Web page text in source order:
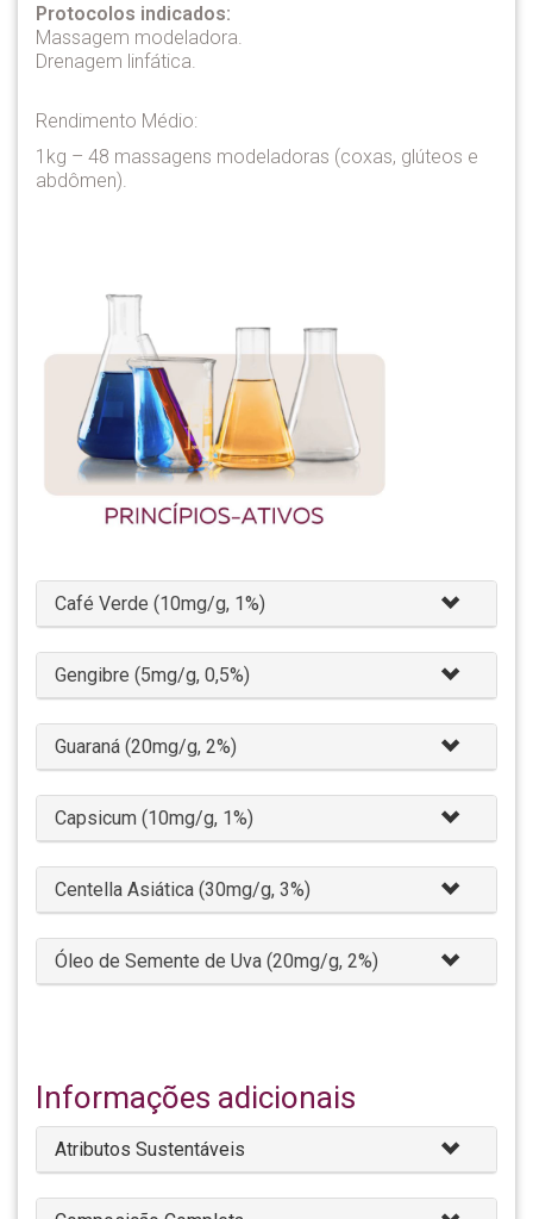
Protocolos indicados:
Massagem modeladora.
Drenagem linfática.
Rendimento Médio:
1kg – 48 massagens modeladoras (coxas, glúteos e
abdômen).
Café Verde (10mg/g, 1%)
Gengibre (5mg/g, 0,5%)
Guaraná (20mg/g, 2%)
Capsicum (10mg/g, 1%)
Centella Asiática (30mg/g, 3%)
Óleo de Semente de Uva (20mg/g, 2%)
Informações adicionais
Atributos Sustentáveis